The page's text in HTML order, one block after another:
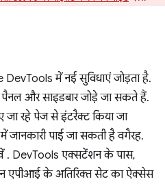
में नई सुविधाएं जोड़ता है.
और साइडबार जोड़े जा सकते हैं.
जा रहे पेज से इंटरैक्ट किया जा
जानकारी पाई जा सकती है वगैरह.
. DevTools एक्सटेंशन के पास,
एपीआई के अतिरिक्त सेट का ऐक्सेस